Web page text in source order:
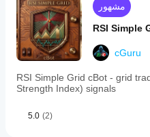
مشهور
RSI Simple
cGuru
RSI Simple Grid cBot - grid
Strength Index) signals
5.0 (2)